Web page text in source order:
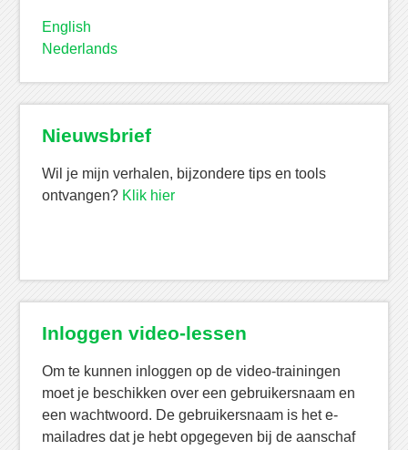
English
Nederlands
Nieuwsbrief
Wil je mijn verhalen, bijzondere tips en tools
ontvangen? Klik hier
Inloggen video-lessen
Om te kunnen inloggen op de video-trainingen
moet je beschikken over een gebruikersnaam en
een wachtwoord. De gebruikersnaam is het e-
mailadres dat je hebt opgegeven bij de aanschaf